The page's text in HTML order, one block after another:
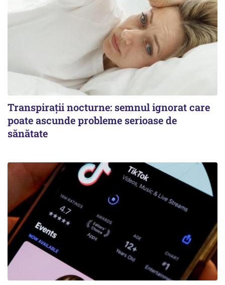
Transpirații nocturne: semnul ignorat care
poate ascunde probleme serioase de
sănătate